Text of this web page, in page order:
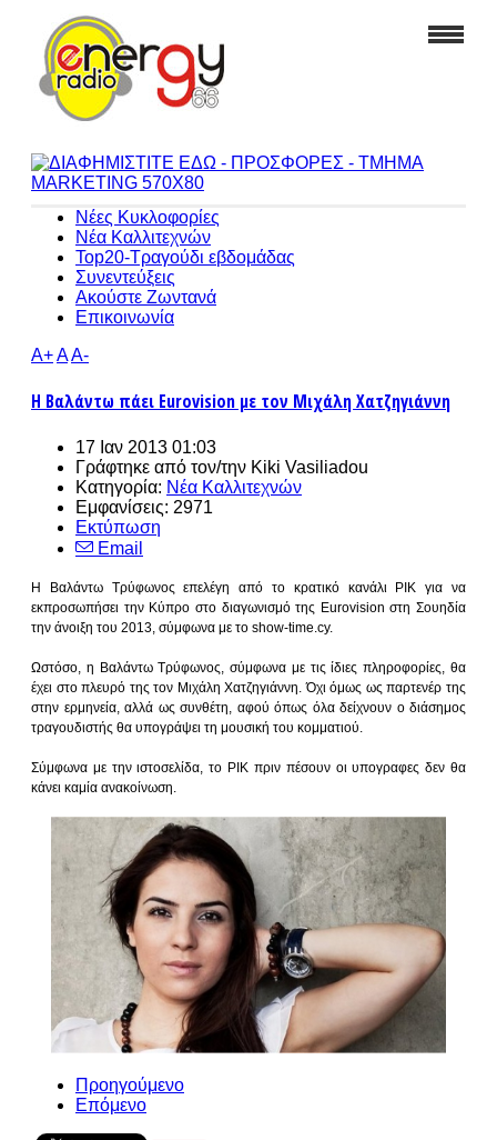
Νέες Κυκλοφορίες
Νέα Καλλιτεχνών
Top20-Τραγούδι εβδομάδας
Συνεντεύξεις
Ακούστε Ζωντανά
Επικοινωνία
A+AA-
Η Βαλάντω πάει Eurovision με τον Μιχάλη Χατζηγιάννη
17 Ιαν 2013 01:03
Γράφτηκε από τον/την Kiki Vasiliadou
Κατηγορία: Νέα Καλλιτεχνών
Εμφανίσεις: 2971
Εκτύπωση
Email
H Βαλάντω Τρύφωνος επελέγη από το κρατικό κανάλι ΡΙΚ για να
εκπροσωπήσει την Κύπρο στο διαγωνισμό της Eurovision στη Σουηδία
την άνοιξη του 2013, σύμφωνα με το show-time.cy.
Ωστόσο, η Βαλάντω Τρύφωνος, σύμφωνα με τις ίδιες πληροφορίες, θα
έχει στο πλευρό της τον Μιχάλη Χατζηγιάννη. Όχι όμως ως παρτενέρ της
στην ερμηνεία, αλλά ως συνθέτη, αφού όπως όλα δείχνουν ο διάσημος
τραγουδιστής θα υπογράψει τη μουσική του κομματιού.
Σύμφωνα με την ιστοσελίδα, το ΡΙΚ πριν πέσουν οι υπογραφες δεν θα
κάνει καμία ανακοίνωση.
Προηγούμενο
Επόμενο